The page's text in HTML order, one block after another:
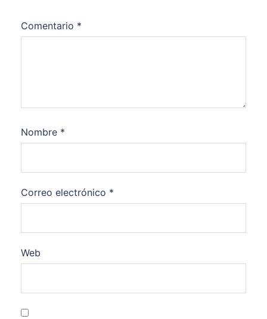
Comentario *
Nombre *
Correo electrónico *
Web